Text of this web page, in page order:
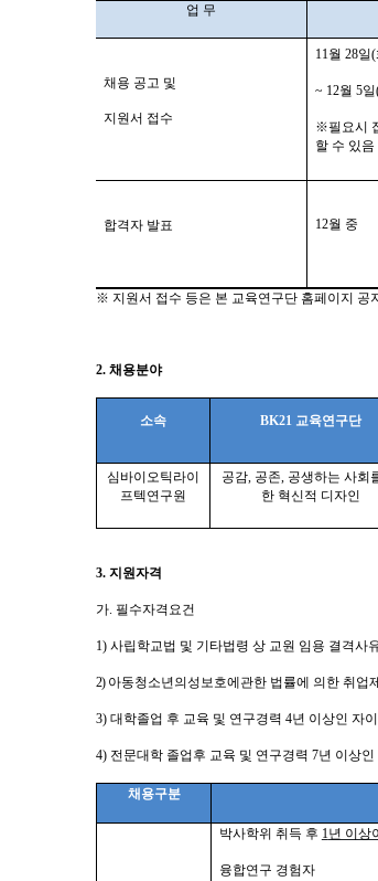
업 무
채용 공고 및
지원서 접수
11월 28일(
~ 12월 5일
※필요시
할 수 있음
합격자 발표 12월 중
※ 지원서 접수 등은 본 교육연구단 홈페이지 공
2. 채용분야
소속 BK21 교육연구단
심바이오틱라이
프텍연구원
공감 공존 공생하는 사회
한 혁신적 디자인
3. 지원자격
가 필수자격요건
1) 사립학교법 및 기타법령 상 교원 임용 결격사
2) 아동청소년의성보호에관한 법률에 의한 취업
3) 대학졸업 후 교육 및 연구경력 4년 이상인 자
4) 전문대학 졸업후 교육 및 연구경력 7년 이상인
채용구분
박사학위 취득 후 1 년 이상
융합연구 경험자